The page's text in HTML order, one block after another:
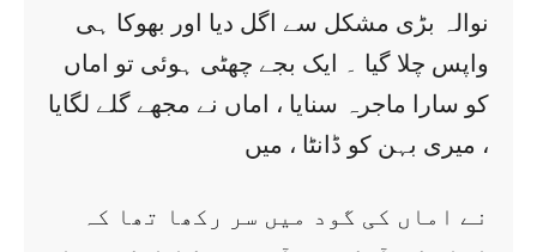
نوالہ بڑی مشکل سے اگل دیا اور بھوکا ہی
واپس چلا گیا ۔ ایک بجے چھٹی ہوئی تو اماں
کو سارا ماجرہ سنایا ، اماں نے مجھے گلے لگایا
، میری بہن کو ڈانٹا ، میں
نے اماں کی گود میں سر رکھا تھا کہ